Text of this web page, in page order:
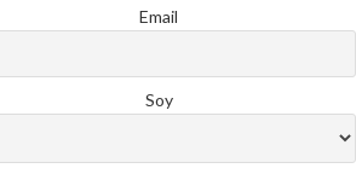
Email
Soy